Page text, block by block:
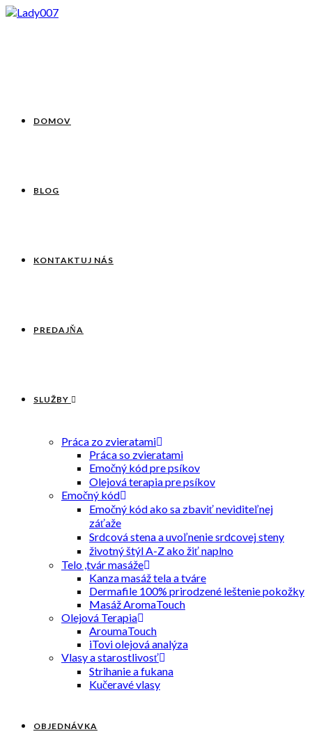
DOMOV
BLOG
KONTAKTUJ NÁS
PREDAJŇA
SLUŽBY
Práca zo zvieratami
Práca so zvieratami
Emočný kód pre psíkov
Olejová terapia pre psíkov
Emočný kód
Emočný kód ako sa zbaviť neviditeľnej
záťaže
Srdcová stena a uvoľnenie srdcovej steny
životný štýl A-Z ako žiť naplno
Telo ,tvár masáže
Kanza masáž tela a tváre
Dermafile 100% prirodzené leštenie pokožky
Masáž AromaTouch
Olejová Terapia
AroumaTouch
iTovi olejová analýza
Vlasy a starostlivosť
Strihanie a fukana
Kučeravé vlasy
OBJEDNÁVKA